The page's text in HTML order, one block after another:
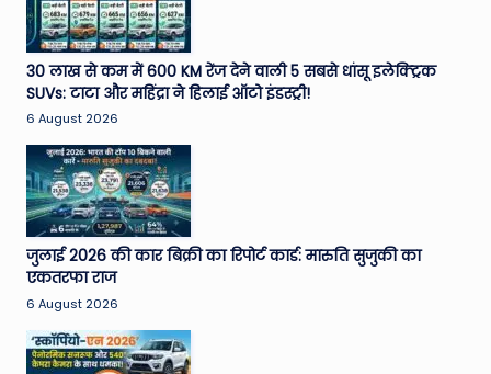
30 लाख से कम में 600 KM रेंज देने वाली 5 सबसे धांसू इलेक्ट्रिक
SUVs: टाटा और महिंद्रा ने हिलाई ऑटो इंडस्ट्री!
6 August 2026
जुलाई 2026 की कार बिक्री का रिपोर्ट कार्ड: मारुति सुजुकी का
एकतरफा राज
6 August 2026